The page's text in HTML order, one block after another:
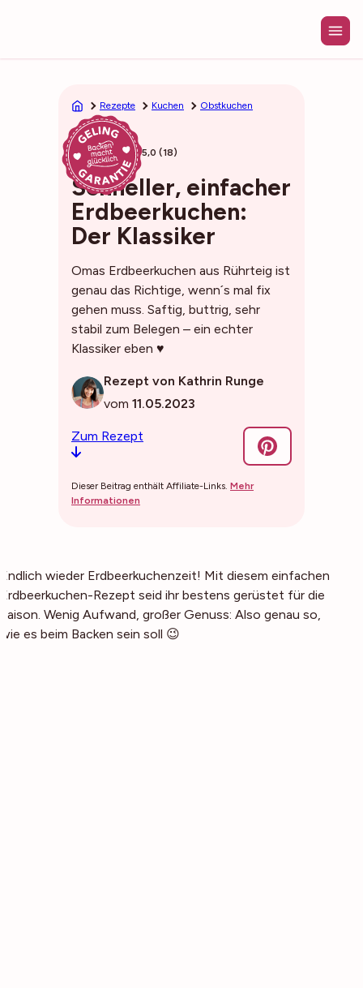
Rezepte Kuchen Obstkuchen
40min 5,0 (18)
Schneller, einfacher
Erdbeerkuchen:
Der Klassiker
Omas Erdbeerkuchen aus Rührteig ist
genau das Richtige, wenn´s mal fix
gehen muss. Saftig, buttrig, sehr
stabil zum Belegen – ein echter
Klassiker eben ♥
Rezept von Kathrin Runge
vom 11.05.2023
Zum Rezept
Dieser Beitrag enthält Affiliate-Links. Mehr
Informationen
Endlich wieder Erdbeerkuchenzeit! Mit diesem einfachen
Erdbeerkuchen-Rezept seid ihr bestens gerüstet für die
Saison. Wenig Aufwand, großer Genuss: Also genau so,
wie es beim Backen sein soll 😉